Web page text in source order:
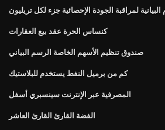
لمراقبة الجودة الإحصائية جزء لكل تريليون
كنساس الحرة عقد بيع العقارات
صندوق تنظيم الأسهم الخاصة الرسم البياني
كم من برميل النفط يستخدم للبلاستيك
المصرفية عبر الإنترنت سينسبري أسفل
الفضة القارئ القارئ العاشر